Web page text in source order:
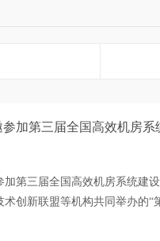
加第三届全国高效机房系
加第三届全国高效机房系统建
创新联盟等机构共同举办的“